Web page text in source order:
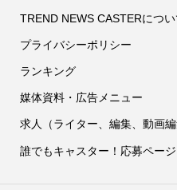
TREND NEWS CASTERについ
プライバシーポリシー
ランキング
媒体資料・広告メニュー
求人（ライター、編集、動画編
誰でもキャスター！応募ページ